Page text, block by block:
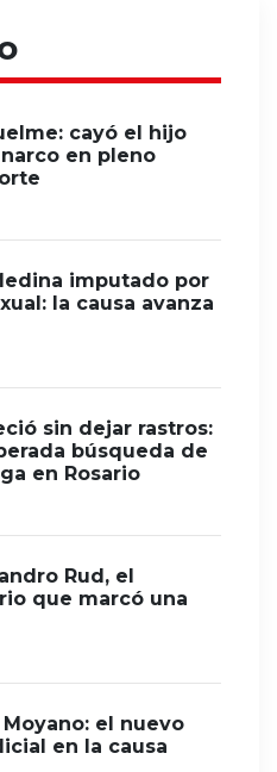
cayó el hijo
en pleno
imputado por
la causa avanza
sin dejar rastros:
búsqueda de
en Rosario
Rud, el
que marcó una
el nuevo
en la causa